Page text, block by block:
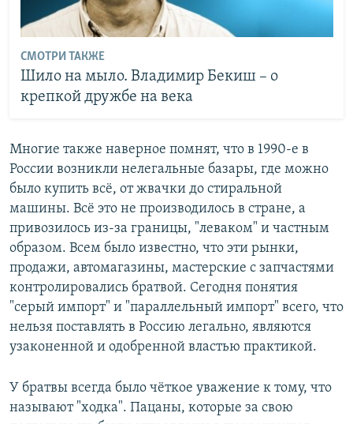
СМОТРИ ТАКЖЕ
Шило на мыло. Владимир Бекиш – о
крепкой дружбе на века
Многие также наверное помнят, что в 1990-е в
России возникли нелегальные базары, где можно
было купить всё, от жвачки до стиральной
машины. Всё это не производилось в стране, а
привозилось из-за границы, "леваком" и частным
образом. Всем было известно, что эти рынки,
продажи, автомагазины, мастерские с запчастями
контролировались братвой. Сегодня понятия
"серый импорт" и "параллельный импорт" всего, что
нельзя поставлять в Россию легально, являются
узаконенной и одобренной властью практикой.
У братвы всегда было чёткое уважение к тому, что
называют "ходка". Пацаны, которые за свою